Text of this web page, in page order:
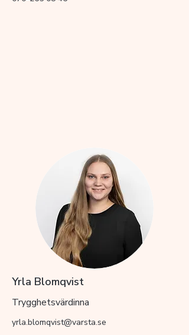
Yrla Blomqvist
Trygghetsvärdinna
yrla.blomqvist@varsta.se